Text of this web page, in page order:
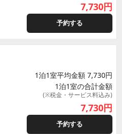
7,730円
予約する
1泊1室平均金額 7,730円
1泊1室の合計金額
(※税金・サービス料込み)
7,730円
予約する